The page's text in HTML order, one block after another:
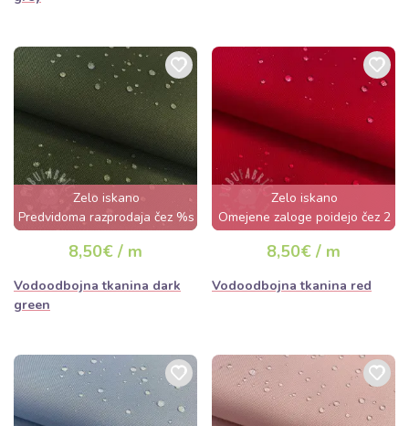
Zelo iskano
Predvidoma razprodaja čez %s
dan
8,50€ / m
Vodoodbojna tkanina dark
green
Zelo iskano
Omejene zaloge poidejo čez 2
dni
8,50€ / m
Vodoodbojna tkanina red